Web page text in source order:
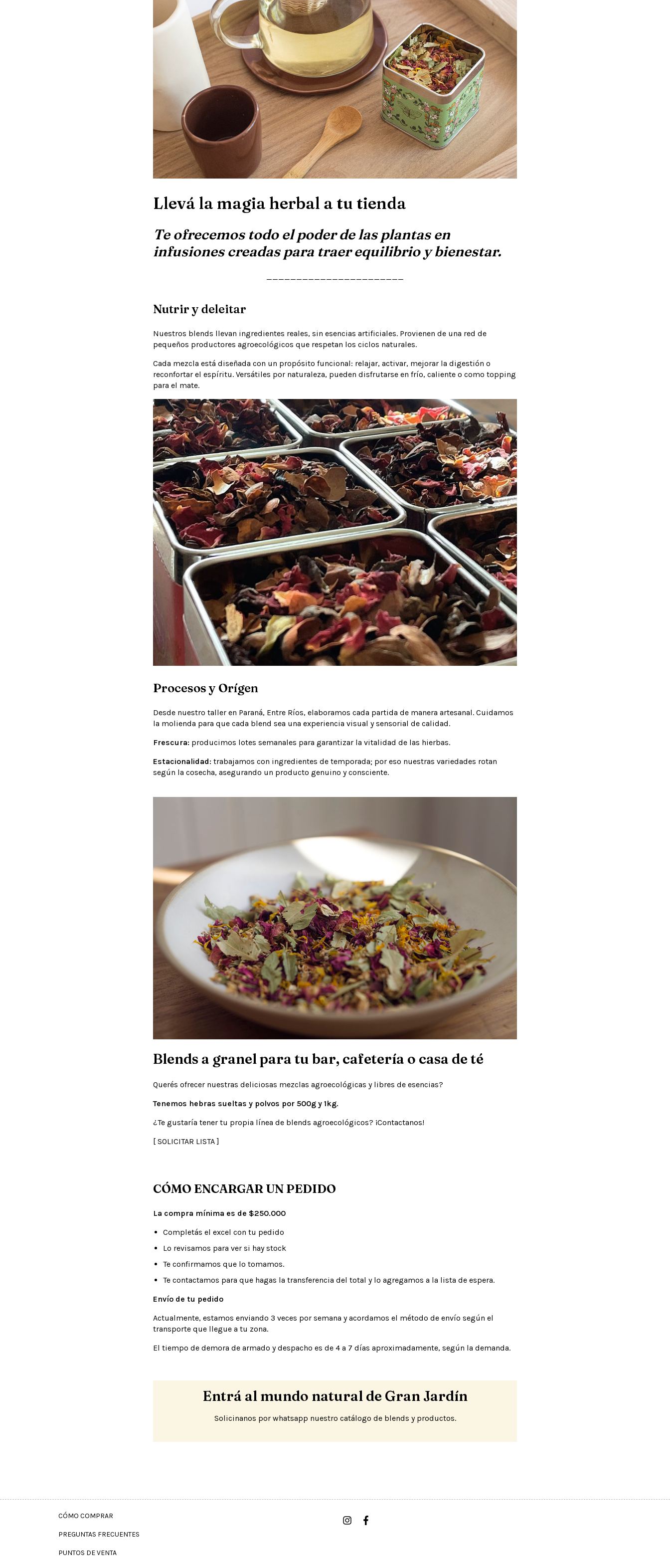
Llevá la magia herbal a tu tienda
Te ofrecemos todo el poder de las plantas en
infusiones creadas para traer equilibrio y bienestar.
_______________________
Nutrir y deleitar
Nuestros blends llevan ingredientes reales, sin esencias artificiales. Provienen de una red de
pequeños productores agroecológicos que respetan los ciclos naturales.
Cada mezcla está diseñada con un propósito funcional: relajar, activar, mejorar la digestión o
reconfortar el espíritu. Versátiles por naturaleza, pueden disfrutarse en frío, caliente o como topping
para el mate.
Procesos y Orígen
Desde nuestro taller en Paraná, Entre Ríos, elaboramos cada partida de manera artesanal. Cuidamos
la molienda para que cada blend sea una experiencia visual y sensorial de calidad.
Frescura: producimos lotes semanales para garantizar la vitalidad de las hierbas.
Estacionalidad: trabajamos con ingredientes de temporada; por eso nuestras variedades rotan
según la cosecha, asegurando un producto genuino y consciente.
Blends a granel para tu bar, cafetería o casa de té
Querés ofrecer nuestras deliciosas mezclas agroecológicas y libres de esencias?
Tenemos hebras sueltas y polvos por 500g y 1kg.
¿Te gustaría tener tu propia línea de blends agroecológicos? ¡Contactanos!
[ SOLICITAR LISTA]
CÓMO ENCARGAR UN PEDIDO
La compra mínima es de $250.000
Completás el excel con tu pedido
Lo revisamos para ver si hay stock
Te confirmamos que lo tomamos.
Te contactamos para que hagas la transferencia del total y lo agregamos a la lista de espera.
Envío de tu pedido
Actualmente, estamos enviando 3 veces por semana y acordamos el método de envío según el
transporte que llegue a tu zona.
El tiempo de demora de armado y despacho es de 4 a 7 días aproximadamente, según la demanda.
Entrá al mundo natural de Gran Jardín
Solicinanos por whatsapp nuestro catálogo de blends y productos.
CÓMO COMPRAR
PREGUNTAS FRECUENTES
PUNTOS DE VENTA